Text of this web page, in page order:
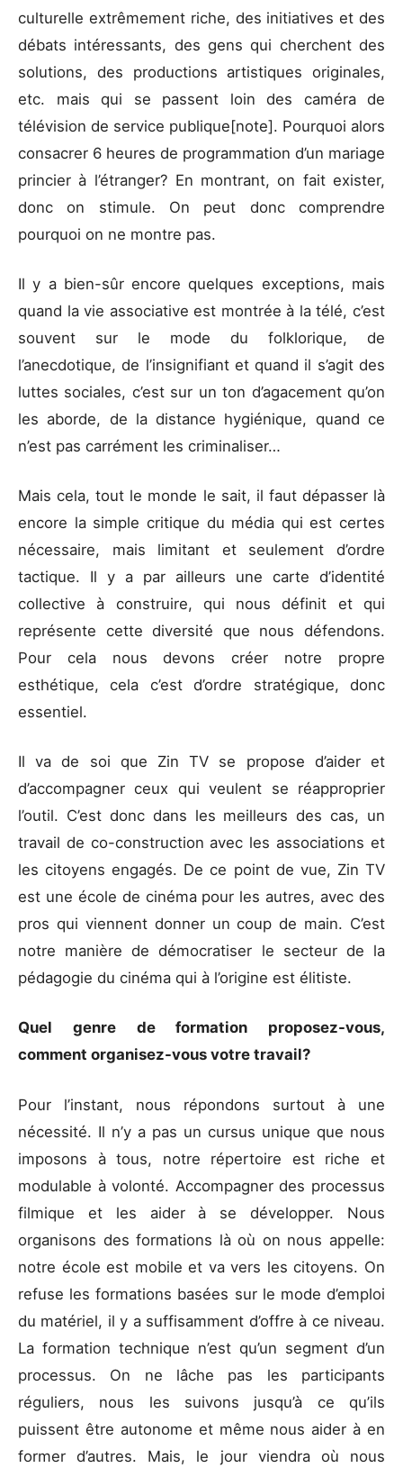
culturelle extrêmement riche, des initiatives et des
débats intéressants, des gens qui cherchent des
solutions, des productions artistiques originales,
etc. mais qui se passent loin des caméra de
télévision de service publique[note]. Pourquoi alors
consacrer 6 heures de programmation d’un mariage
princier à l’étranger? En montrant, on fait exister,
donc on stimule. On peut donc comprendre
pourquoi on ne montre pas.
Il y a bien-sûr encore quelques exceptions, mais
quand la vie associative est montrée à la télé, c’est
souvent sur le mode du folklorique, de
l’anecdotique, de l’insignifiant et quand il s’agit des
luttes sociales, c’est sur un ton d’agacement qu’on
les aborde, de la distance hygiénique, quand ce
n’est pas carrément les criminaliser…
Mais cela, tout le monde le sait, il faut dépasser là
encore la simple critique du média qui est certes
nécessaire, mais limitant et seulement d’ordre
tactique. Il y a par ailleurs une carte d’identité
collective à construire, qui nous définit et qui
représente cette diversité que nous défendons.
Pour cela nous devons créer notre propre
esthétique, cela c’est d’ordre stratégique, donc
essentiel.
Il va de soi que Zin TV se propose d’aider et
d’accompagner ceux qui veulent se réapproprier
l’outil. C’est donc dans les meilleurs des cas, un
travail de co-construction avec les associations et
les citoyens engagés. De ce point de vue, Zin TV
est une école de cinéma pour les autres, avec des
pros qui viennent donner un coup de main. C’est
notre manière de démocratiser le secteur de la
pédagogie du cinéma qui à l’origine est élitiste.
Quel genre de formation proposez-vous,
comment organisez-vous votre travail?
Pour l’instant, nous répondons surtout à une
nécessité. Il n’y a pas un cursus unique que nous
imposons à tous, notre répertoire est riche et
modulable à volonté. Accompagner des processus
filmique et les aider à se développer. Nous
organisons des formations là où on nous appelle:
notre école est mobile et va vers les citoyens. On
refuse les formations basées sur le mode d’emploi
du matériel, il y a suffisamment d’offre à ce niveau.
La formation technique n’est qu’un segment d’un
processus. On ne lâche pas les participants
réguliers, nous les suivons jusqu’à ce qu’ils
puissent être autonome et même nous aider à en
former d’autres. Mais, le jour viendra où nous